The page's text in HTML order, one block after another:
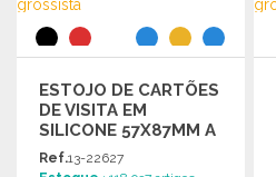
ESTOJO DE CARTÕES
DE VISITA EM
SILICONE 57X87MM A
PREÇO GROSSISTA
Ref.13-22627